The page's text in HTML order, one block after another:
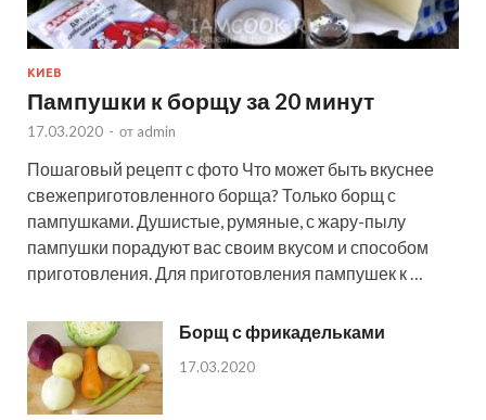
КИЕВ
Пампушки к борщу за 20 минут
17.03.2020 - от admin
Пошаговый рецепт с фото Что может быть вкуснее
свежеприготовленного борща? Только борщ с
пампушками. Душистые, румяные, с жару-пылу
пампушки порадуют вас своим вкусом и способом
приготовления. Для приготовления пампушек к …
Борщ с фрикадельками
17.03.2020